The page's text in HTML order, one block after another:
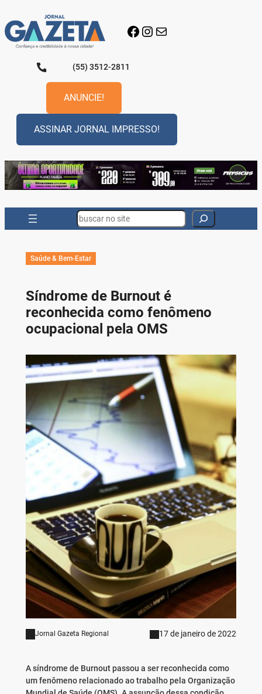
para
o
conteúdo
Facebook
Instagram
E-mail
(55) 3512-2811
ANUNCIE!
ASSINAR JORNAL IMPRESSO!
Search
Saúde & Bem-Estar
Síndrome de Burnout é
reconhecida como fenômeno
ocupacional pela OMS
Jornal Gazeta Regional 17 de janeiro de 2022
A síndrome de Burnout passou a ser reconhecida como
um fenômeno relacionado ao trabalho pela Organização